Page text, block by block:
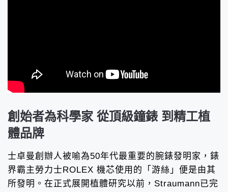
創始者為科學家 從頂級鐘錶 到精工植
體品牌
士卓曼創辦人被喻為50年代最重要的腕錶發明家，錶
界霸主勞力士ROLEX 機芯使用的「游絲」便是由其
所發明。在正式展開植體研究以前，Straumann已完